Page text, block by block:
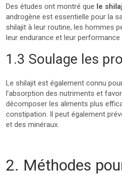
Des études ont montré que le
androgène est essentielle pour la
shilajit à leur routine, les hommes
leur endurance et leur performance
1.3 Soulage les
Le shilajit est également connu
l’absorption des nutriments et
décomposer les aliments plus
constipation. Il peut également
et des minéraux.
2. Méthodes